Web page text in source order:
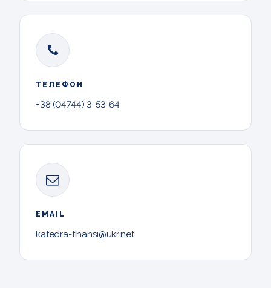
ТЕЛЕФОН
+38 (04744) 3-53-64
EMAIL
kafedra-finansi@ukr.net